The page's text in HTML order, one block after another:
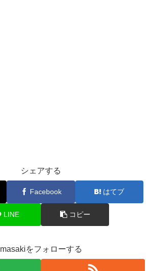
シェアする
Facebook はてブ
LINE コピー
masakiをフォローする